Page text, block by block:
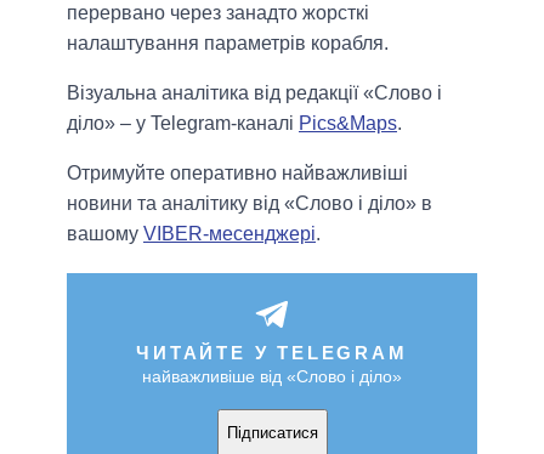
перервано через занадто жорсткі
налаштування параметрів корабля.
Візуальна аналітика від редакції «Слово і
діло» – у Telegram-каналі Pics&Maps.
Отримуйте оперативно найважливіші
новини та аналітику від «Слово і діло» в
вашому VIBER-месенджері.
ЧИТАЙТЕ У TELEGRAM
найважливіше від «Слово і діло»
Підписатися